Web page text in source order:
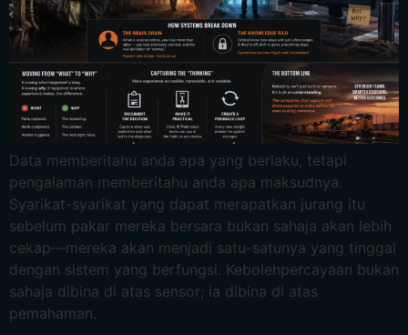
Data memberitahu anda apa yang berlaku, tetapi
pengalaman memberitahu anda apa maksudnya.
Syarikat-syarikat yang dapat merapatkan jurang itu
sebelum pakar mereka bersara bukan sahaja akan lebih
cekap—mereka akan menjadi satu-satunya yang tinggal
dengan sistem yang berfungsi. Kebolehpercayaan bukan
sahaja dibina di atas sensor; ia dibina di atas
pemahaman.